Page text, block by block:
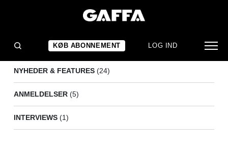
KØB ABONNEMENT LOG IND
NYHEDER & FEATURES (24)
ANMELDELSER (5)
INTERVIEWS (1)